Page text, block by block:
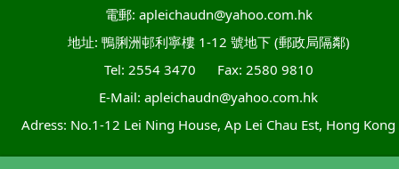
電郵: apleichaudn@yahoo.com.hk
地址: 鴨脷洲邨利寧樓 1-12 號地下 (郵政局隔鄰)
Tel: 2554 3470
Fax: 2580 9810
E-Mail: apleichaudn@yahoo.com.hk
Adress: No.1-12 Lei Ning House, Ap Lei Chau Est, Hong Kong